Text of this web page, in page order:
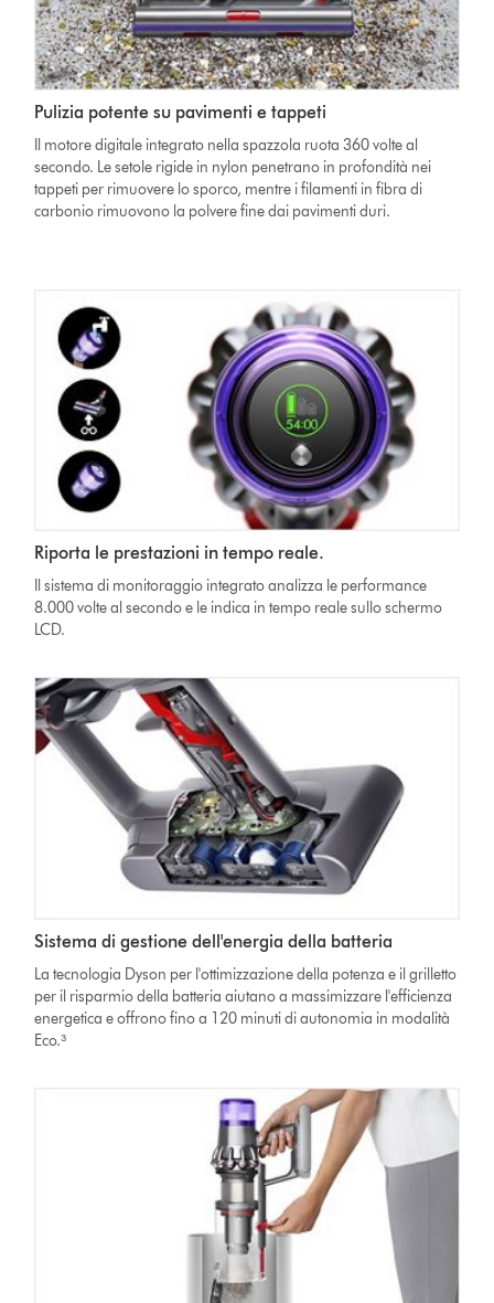
Pulizia potente su pavimenti e tappeti
Il motore digitale integrato nella spazzola ruota 360 volte al
secondo. Le setole rigide in nylon penetrano in profondità nei
tappeti per rimuovere lo sporco, mentre i filamenti in fibra di
carbonio rimuovono la polvere fine dai pavimenti duri.
Riporta le prestazioni in tempo reale.
Il sistema di monitoraggio integrato analizza le performance
8.000 volte al secondo e le indica in tempo reale sullo schermo
LCD.
Sistema di gestione dell'energia della batteria
La tecnologia Dyson per l'ottimizzazione della potenza e il grilletto
per il risparmio della batteria aiutano a massimizzare l'efficienza
energetica e offrono fino a 120 minuti di autonomia in modalità
Eco.³